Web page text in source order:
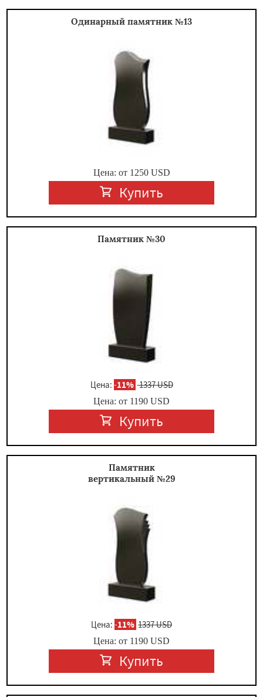
Одинарный памятник №13
Цена: от 1250USD
Купить
Памятник №30
Цена: -11% 1337 USD
Цена: от 1190 USD
Купить
Памятник
вертикальный №29
Цена: -11% 1337 USD
Цена: от 1190 USD
Купить